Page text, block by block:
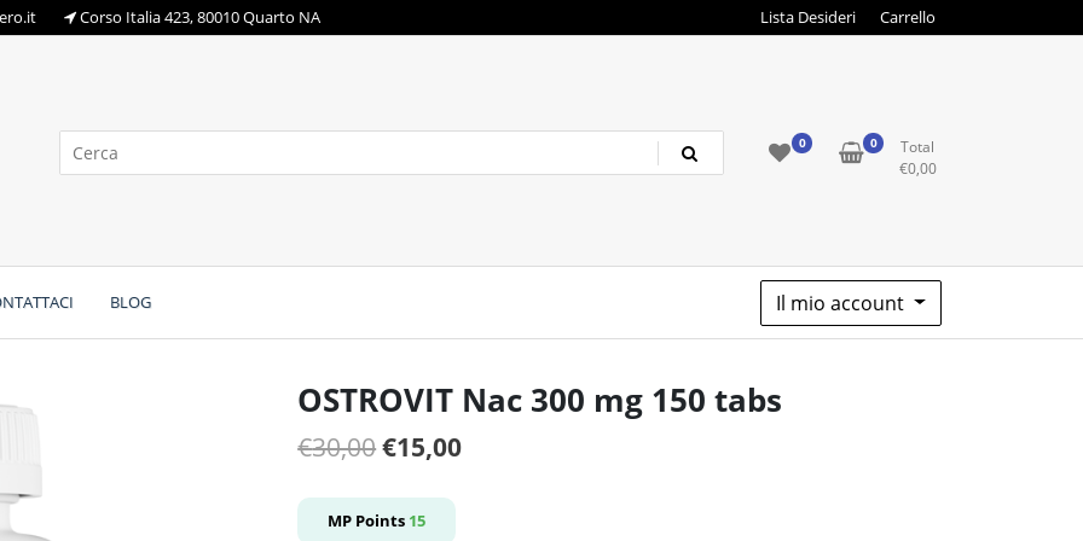
Corso Italia 423, 80010 Quarto NA Lista Desideri Carrello
0 0
Total
€0,00
BLOG Il mio account
OSTROVIT Nac 300 mg 150 tabs
€30,00Il
originale
€15,00Il
MP Points 15